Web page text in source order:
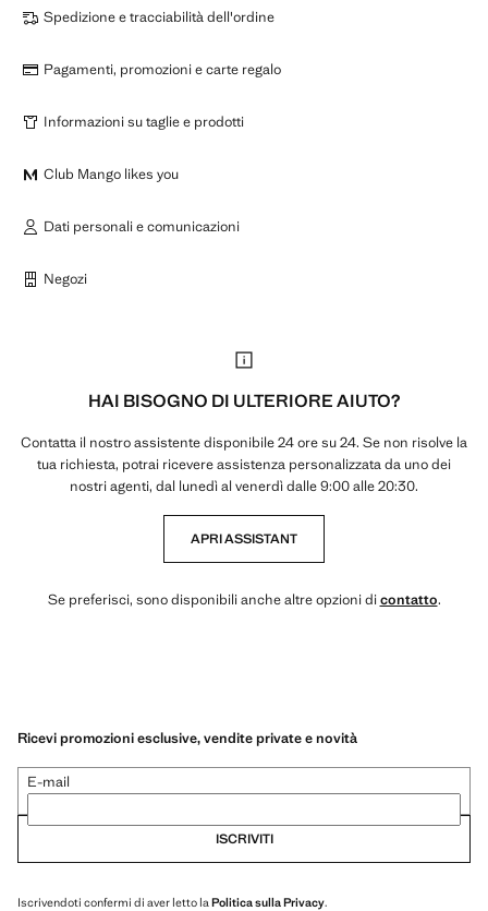
Spedizione e tracciabilità dell'ordine
Pagamenti, promozioni e carte regalo
Informazioni su taglie e prodotti
Club Mango likes you
Dati personali e comunicazioni
Negozi
HAI BISOGNO DI ULTERIORE AIUTO?
Contatta il nostro assistente disponibile 24 ore su 24. Se non risolve la
tua richiesta, potrai ricevere assistenza personalizzata da uno dei
nostri agenti, dal lunedì al venerdì dalle 9:00 alle 20:30.
APRI ASSISTANT
Se preferisci, sono disponibili anche altre opzioni di contatto.
Ricevi promozioni esclusive, vendite private e novità
E-mail
ISCRIVITI
Iscrivendoti confermi di aver letto la Politica sulla Privacy.